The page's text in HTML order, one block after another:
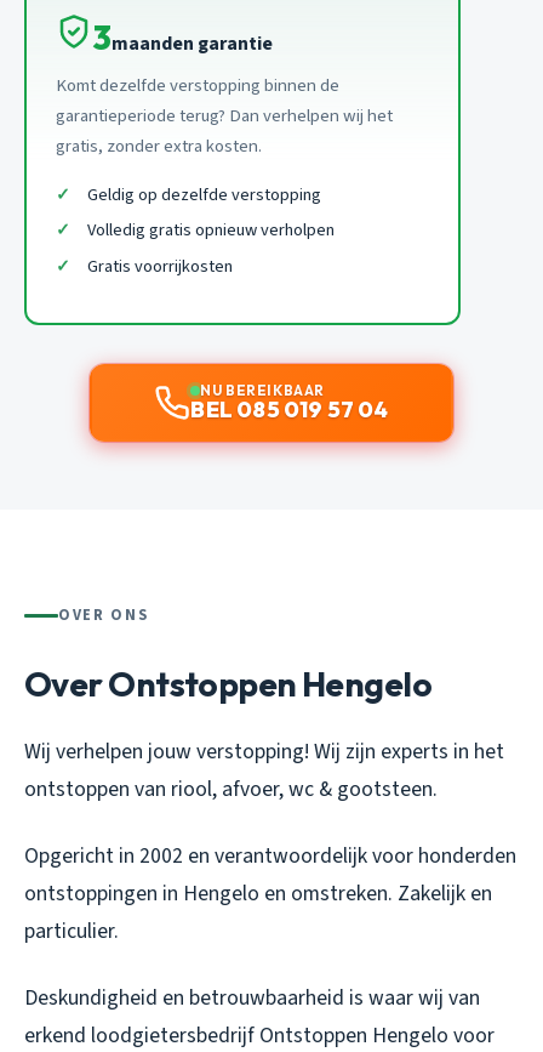
3maanden garantie
Komt dezelfde verstopping binnen de
garantieperiode terug? Dan verhelpen wij het
gratis, zonder extra kosten.
Geldig op dezelfde verstopping
Volledig gratis opnieuw verholpen
Gratis voorrijkosten
NU BEREIKBAAR
BEL 085 019 57 04
OVER ONS
Over Ontstoppen Hengelo
Wij verhelpen jouw verstopping! Wij zijn experts in het
ontstoppen van riool, afvoer, wc & gootsteen.
Opgericht in 2002 en verantwoordelijk voor honderden
ontstoppingen in Hengelo en omstreken. Zakelijk en
particulier.
Deskundigheid en betrouwbaarheid is waar wij van
erkend loodgietersbedrijf Ontstoppen Hengelo voor